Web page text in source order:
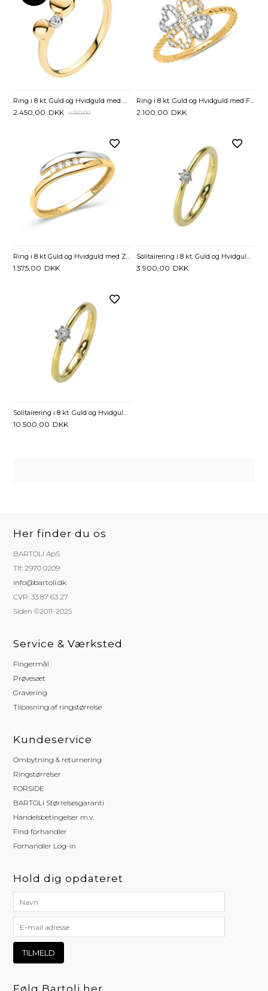
Ring i 8 kt. Guld og Hvidguld med Diamanter - 0,04 ct.
2.450,00 DKK 4.150,00
Ring i 8 kt. Guld og Hvidguld med Firkløver og Zirkonia
2.100,00 DKK
Ring i 8 kt Guld og Hvidguld med Zirkoniasten
1.575,00 DKK
Solitairering i 8 kt. Guld og Hvidguld med Diamant - 0,05 ct
3.900,00 DKK
10.500,00 DKK
Her finder du os
BARTOLI ApS
Tlf: 2970 0209
info@bartoli.dk
CVR: 33 87 63 27
Siden ©2011-2025
Service & Værksted
Fingermål
Prøvesæt
Gravering
Tilpasning af ringstørrelse
Kundeservice
Ombytning & returnering
Ringstørrelser
FORSIDE
BARTOLI Størrelsesgaranti
Handelsbetingelser m.v.
Find forhandler
Forhandler Log-in
Hold dig opdateret